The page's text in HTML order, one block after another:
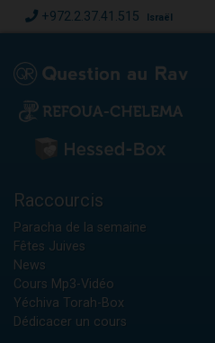
+972.2.37.41.515 Israël
Raccourcis
Paracha de la semaine
Fêtes Juives
News
Cours Mp3-Vidéo
Yéchiva Torah-Box
Dédicacer un cours